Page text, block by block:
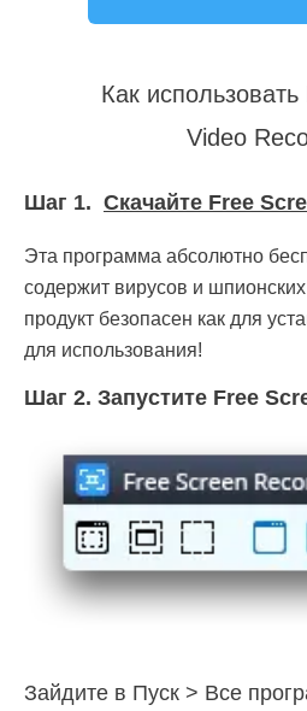
Как
Video
Шаг 1. Скачайте Free
Эта программа абсолютно
содержит вирусов и
продукт безопасен как для
для использования!
Шаг 2. Запустите Free
Зайдите в Пуск > Все